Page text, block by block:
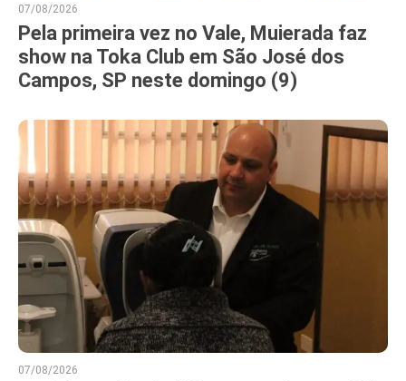
07/08/2026
Pela primeira vez no Vale, Muierada faz
show na Toka Club em São José dos
Campos, SP neste domingo (9)
07/08/2026